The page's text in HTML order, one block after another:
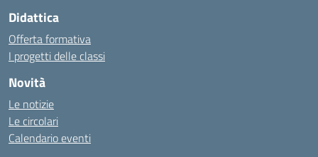
Didattica
Offerta formativa
I progetti delle classi
Novità
Le notizie
Le circolari
Calendario eventi